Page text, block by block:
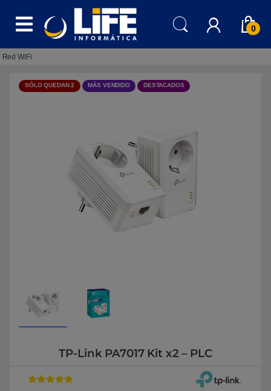
0
Red WiFi
SÓLO QUEDAN 2 MÁS VENDIDO DESTACADOS
TP-Link PA7017 Kit x2 – PLC